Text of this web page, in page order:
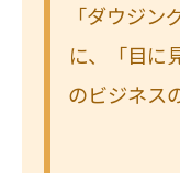
「ダウジ
に、「目に
のビジネス